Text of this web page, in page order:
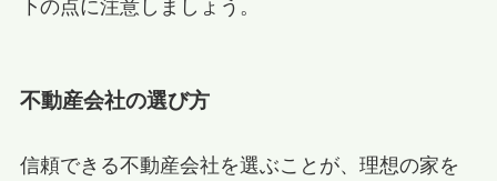
下の点に注意しましょう。
不動産会社の選び方
信頼できる不動産会社を選ぶことが、理想の家を